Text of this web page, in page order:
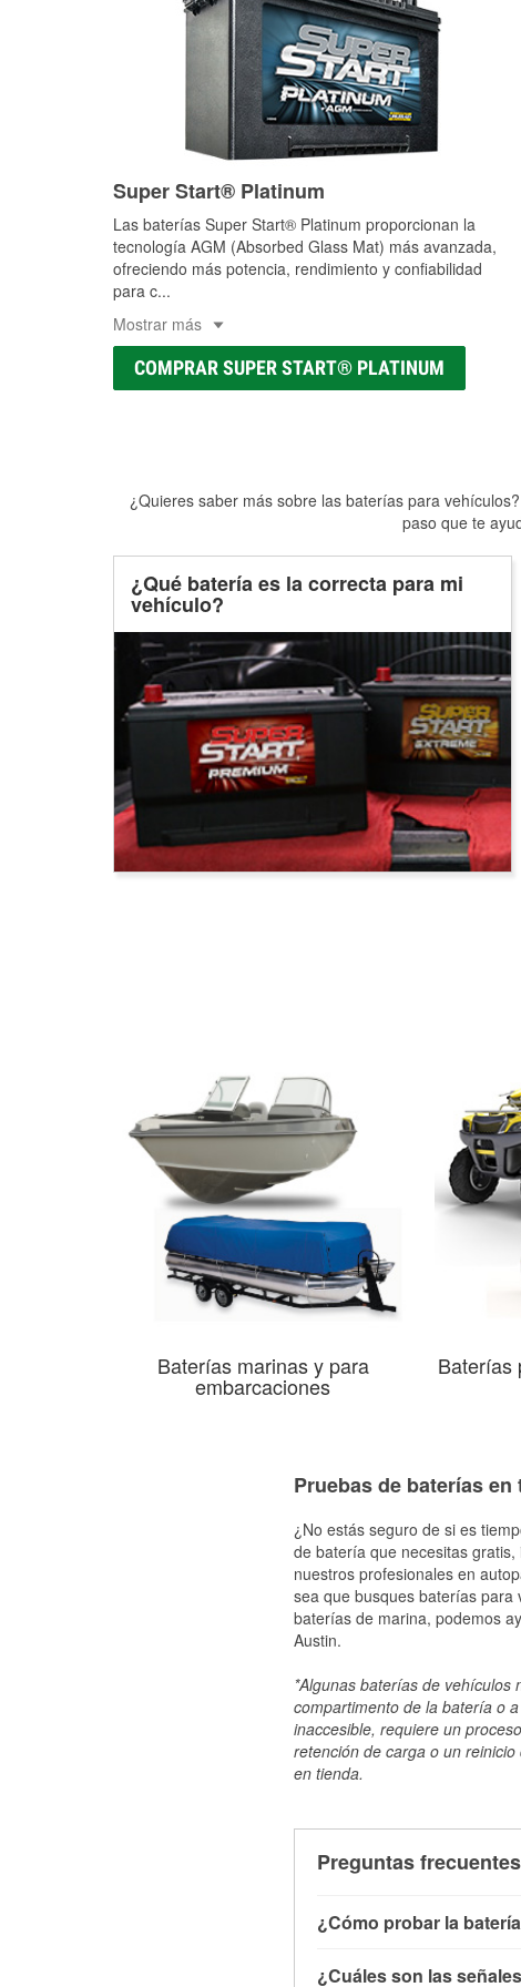
Super Start® Platinum
Las baterías Super Start® Platinum proporcionan la
tecnología AGM (Absorbed Glass Mat) más avanzada,
ofreciendo más potencia, rendimiento y confiabilidad
para c...
Mostrar más
COMPRAR SUPER START® PLATINUM
¿Quieres saber más sobre las baterías para
paso que te
¿Qué batería es la correcta para mi
vehículo?
Baterías marinas y para
embarcaciones
Baterías
Pruebas de baterías
¿No estás seguro de si es
de batería que necesitas
nuestros profesionales en
sea que busques baterías
baterías de marina, podemos
Austin.
*Algunas baterías de vehículos
compartimento de la batería o
inaccesible, requiere un
retención de carga o un
en tienda.
Preguntas
¿Cómo probar la
¿Cuáles son las